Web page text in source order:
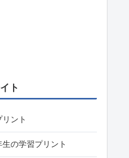
ト
ント
の学習プリント